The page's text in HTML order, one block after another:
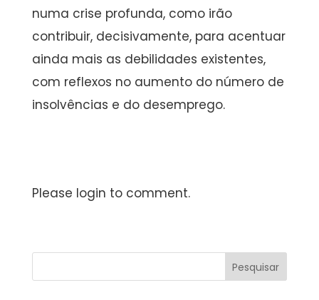
numa crise profunda, como irão
contribuir, decisivamente, para acentuar
ainda mais as debilidades existentes,
com reflexos no aumento do número de
insolvências e do desemprego.
Please login to comment.